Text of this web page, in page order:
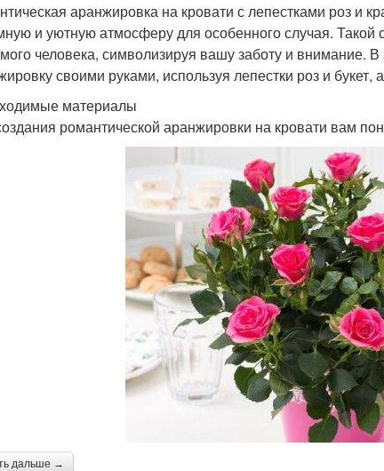
аранжировка на кровати с лепестками роз и
и уютную атмосферу для особенного случая.
человека, символизируя вашу заботу и внимание. В
своими руками, используя лепестки роз и
материалы
романтической аранжировки на кровати вам
дальше →